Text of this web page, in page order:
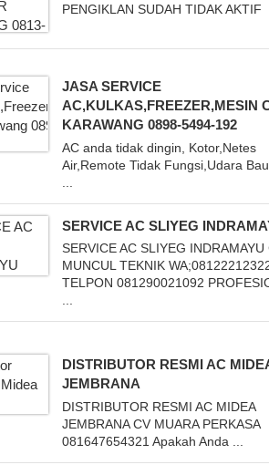
PENGIKLAN SUDAH TIDAK AKTIF
JASA SERVICE
AC,KULKAS,FREEZER,MESIN
KARAWANG 0898-5494-192
AC anda tidak dingin, Kotor,Netes
Air,Remote Tidak Fungsi,Udara
SERVICE AC SLIYEG
SERVICE AC SLIYEG INDRAMAYU
MUNCUL TEKNIK
TELPON 081290021092
...
DISTRIBUTOR RESMI AC
JEMBRANA
DISTRIBUTOR RESMI AC MIDEA
JEMBRANA CV MUARA PERKASA
081647654321 Apakah Anda ...